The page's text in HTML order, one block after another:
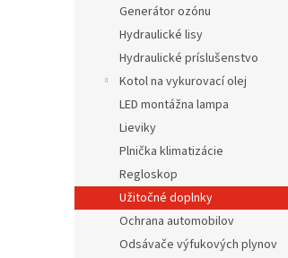
Generátor ozónu
Hydraulické lisy
Hydraulické príslušenstvo
Kotol na vykurovací olej
LED montážna lampa
Lieviky
Plnička klimatizácie
Regloskop
Užitočné doplnky
Ochrana automobilov
Odsávače výfukových plynov